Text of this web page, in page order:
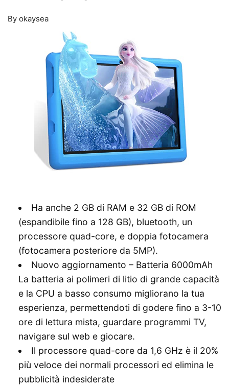
By okaysea
Ha anche 2 GB di RAM e 32 GB di ROM
(espandibile fino a 128 GB), bluetooth, un
processore quad-core, e doppia fotocamera
(fotocamera posteriore da 5MP).
Nuovo aggiornamento – Batteria 6000mAh
La batteria ai polimeri di litio di grande capacità
e la CPU a basso consumo migliorano la tua
esperienza, permettendoti di godere fino a 3-10
ore di lettura mista, guardare programmi TV,
navigare sul web e giocare.
Il processore quad-core da 1,6 GHz è il 20%
più veloce dei normali processori ed elimina le
pubblicità indesiderate